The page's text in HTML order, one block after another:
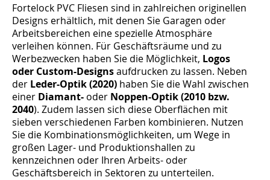
Fortelock PVC Fliesen sind in zahlreichen originellen
Designs erhältlich, mit denen Sie Garagen oder
Arbeitsbereichen eine spezielle Atmosphäre
verleihen können. Für Geschäftsräume und zu
Werbezwecken haben Sie die Möglichkeit, Logos
oder Custom-Designsaufdrucken zu lassen. Neben
der Leder-Optik (2020) haben Sie die Wahl zwischen
einer Diamant- oder Noppen-Optik (2010 bzw.
2040). Zudem lassen sich diese Oberflächen mit
sieben verschiedenen Farben kombinieren. Nutzen
Sie die Kombinationsmöglichkeiten, um Wege in
großen Lager- und Produktionshallen zu
kennzeichnen oder Ihren Arbeits- oder
Geschäftsbereich in Sektoren zu unterteilen.